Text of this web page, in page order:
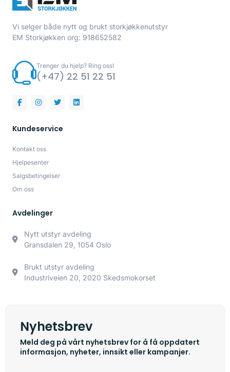
Vi selger både nytt og brukt storkjøkkenutstyr
EM Storkjøkken org: 918652582
Trenger du hjelp? Ring oss!
(+47) 22 51 22 51
Kundeservice
Kontakt oss
Hjelpesenter
Salgsbetingelser
Om oss
Avdelinger
Nytt utstyr avdeling
Gransdalen 29, 1054 Oslo
Brukt utstyr avdeling
Industriveien 20, 2020 Skedsmokorset
Nyhetsbrev
Meld deg på vårt nyhetsbrev for å få oppdatert
informasjon, nyheter, innsikt eller kampanjer.